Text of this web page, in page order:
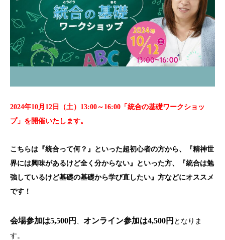
2024年10月12日（土）13:00～16:00「統合の基礎ワークショッ
プ」を開催いたします。
こちらは『統合って何？』といった超初心者の方から、『精神世
界には興味があるけど全く分からない』といった方、『統合は勉
強しているけど基礎の基礎から学び直したい』方などにオススメ
です！
会場参加は5,500円 、 オンライン参加は4,500円 となりま
す。